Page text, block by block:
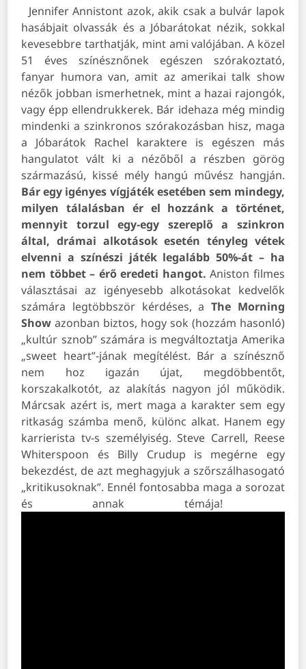
Jennifer Annistont azok, akik csak a bulvár lapok
hasábjait olvassák és a Jóbarátokat nézik, sokkal
kevesebbre tarthatják, mint ami valójában. A közel
51 éves színésznőnek egészen szórakoztató,
fanyar humora van, amit az amerikai talk show
nézők jobban ismerhetnek, mint a hazai rajongók,
vagy épp ellendrukkerek. Bár idehaza még mindig
mindenki a szinkronos szórakozásban hisz, maga
a Jóbarátok Rachel karaktere is egészen más
hangulatot vált ki a nézőből a részben görög
származású, kissé mély hangú művész hangján.
Bár egy igényes vígjáték esetében sem mindegy,
milyen tálalásban ér el hozzánk a történet,
mennyit torzul egy-egy szereplő a szinkron
által, drámai alkotások esetén tényleg vétek
elvenni a színészi játék legalább 50%-át – ha
nem többet – érő eredeti hangot. Aniston filmes
választásai az igényesebb alkotásokat kedvelők
számára legtöbbször kérdéses, aThe Morning
Show azonban biztos, hogy sok (hozzám hasonló)
„kultúr sznob” számára is megváltoztatja Amerika
„sweet heart”-jának megítélést. Bár a színésznő
nem hoz igazán újat, megdöbbentőt,
korszakalkotót, az alakítás nagyon jól működik.
Márcsak azért is, mert maga a karakter sem egy
ritkaság számba menő, különc alkat. Hanem egy
karrierista tv-s személyiség. Steve Carrell, Reese
Whiterspoon és Billy Crudup is megérne egy
bekezdést, de azt meghagyjuk a szőrszálhasogató
„kritikusoknak”. Ennél fontosabba maga a sorozat
és annak témája!